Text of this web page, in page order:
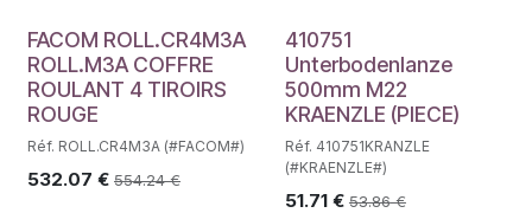
FACOM ROLL.CR4M3A
ROLL.M3A COFFRE
ROULANT 4 TIROIRS
ROUGE
Réf. ROLL.CR4M3A (#FACOM#)
532.07 € 554.24€
410751
Unterbodenlanze
500mm M22
KRAENZLE (PIECE)
Réf. 410751KRANZLE
(#KRAENZLE#)
51.71€ 53.86€